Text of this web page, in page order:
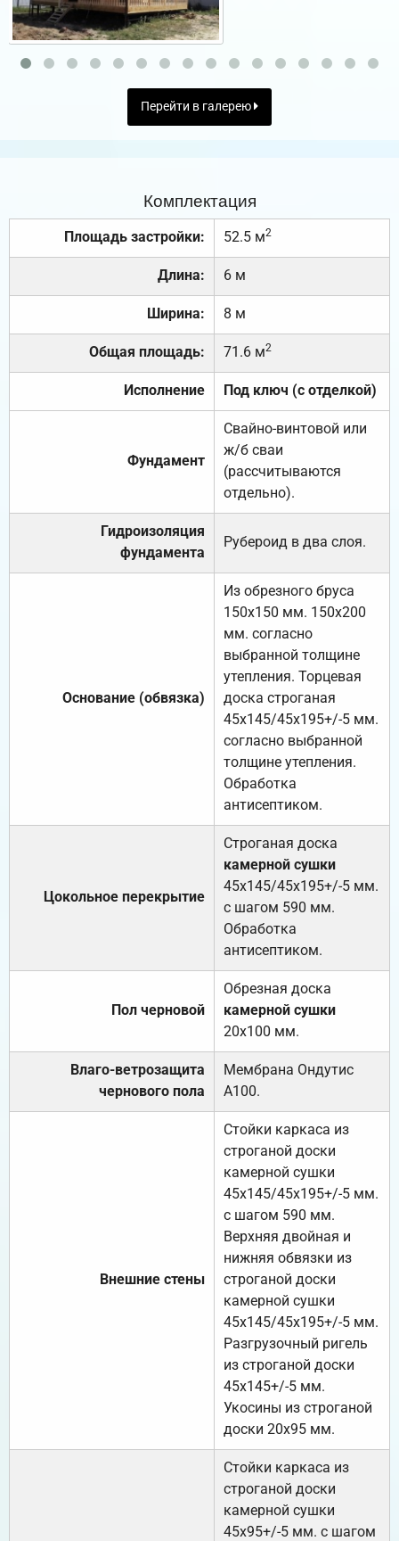
Перейти в галерею
Комплектация
Площадь застройки: 52.5 м2
Длина: 6 м
Ширина: 8 м
Общая площадь: 71.6 м2
Исполнение Под ключ (с отделкой)
Фундамент
Свайно-винтовой или
ж/б сваи
(рассчитываются
отдельно).
Гидроизоляция
фундамента
Рубероид в два слоя.
Основание (обвязка)
Из обрезного бруса
150х150 мм. 150х200
мм. согласно
выбранной толщине
утепления. Торцевая
доска строганая
45х145/45х195+/-5 мм.
согласно выбранной
толщине утепления.
Обработка
антисептиком.
Цокольное перекрытие
Строганая доска
камерной сушки
45х145/45х195+/-5 мм.
с шагом 590 мм.
Обработка
антисептиком.
Пол черновой
Обрезная доска
камерной сушки
20х100 мм.
Влаго-ветрозащита
чернового пола
Мембрана Ондутис
А100.
Внешние стены
Стойки каркаса из
строганой доски
камерной сушки
45х145/45х195+/-5 мм.
с шагом 590 мм.
Верхняя двойная и
нижняя обвязки из
строганой доски
камерной сушки
45х145/45х195+/-5 мм.
Разгрузочный ригель
из строганой доски
45х145+/-5 мм.
Укосины из строганой
доски 20х95 мм.
Стойки каркаса из
строганой доски
камерной сушки
45х95+/-5 мм. с шагом